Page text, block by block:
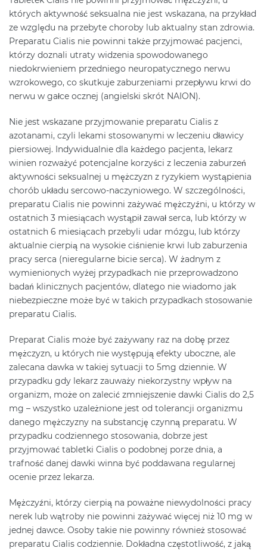
których aktywność seksualna nie jest wskazana, na przykład
ze względu na przebyte choroby lub aktualny stan zdrowia.
Preparatu Cialis nie powinni także przyjmować pacjenci,
którzy doznali utraty widzenia spowodowanego
niedokrwieniem przedniego neuropatycznego nerwu
wzrokowego, co skutkuje zaburzeniami przepływu krwi do
nerwu w gałce ocznej (angielski skrót NAION).
Nie jest wskazane przyjmowanie preparatu Cialis z
azotanami, czyli lekami stosowanymi w leczeniu dławicy
piersiowej. Indywidualnie dla każdego pacjenta, lekarz
winien rozważyć potencjalne korzyści z leczenia zaburzeń
aktywności seksualnej u mężczyzn z ryzykiem wystąpienia
chorób układu sercowo-naczyniowego. W szczególności,
preparatu Cialis nie powinni zażywać mężczyźni, u którzy w
ostatnich 3 miesiącach wystąpił zawał serca, lub którzy w
ostatnich 6 miesiącach przebyli udar mózgu, lub którzy
aktualnie cierpią na wysokie ciśnienie krwi lub zaburzenia
pracy serca (nieregularne bicie serca). W żadnym z
wymienionych wyżej przypadkach nie przeprowadzono
badań klinicznych pacjentów, dlatego nie wiadomo jak
niebezpieczne może być w takich przypadkach stosowanie
preparatu Cialis.
Preparat Cialis może być zażywany raz na dobę przez
mężczyzn, u których nie występują efekty uboczne, ale
zalecana dawka w takiej sytuacji to 5mg dziennie. W
przypadku gdy lekarz zauważy niekorzystny wpływ na
organizm, może on zalecić zmniejszenie dawki Cialis do 2,5
mg – wszystko uzależnione jest od tolerancji organizmu
danego mężczyzny na substancję czynną preparatu. W
przypadku codziennego stosowania, dobrze jest
przyjmować tabletki Cialis o podobnej porze dnia, a
trafność danej dawki winna być poddawana regularnej
ocenie przez lekarza.
Mężczyźni, którzy cierpią na poważne niewydolności pracy
nerek lub wątroby nie powinni zażywać więcej niż 10 mg w
jednej dawce. Osoby takie nie powinny również stosować
preparatu Cialis codziennie. Dokładna częstotliwość, z jaką